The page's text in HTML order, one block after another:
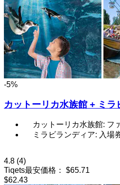
-5%
カットーリカ水族館 + ミラ
カットーリカ水族館: フ
ミラビランディア: 入場
4.8 (4)
Tiqets最安価格：
$65.71
$62.43